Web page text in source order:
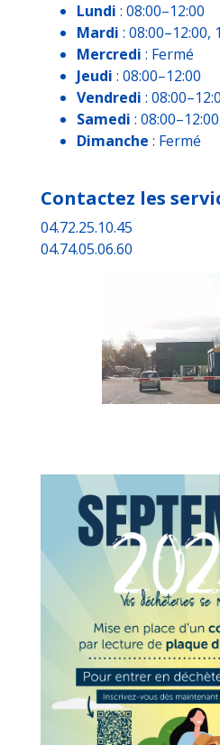
Lundi : 08:00–12:00
Mardi : 08:00–12:00,
Mercredi : Fermé
Jeudi : 08:00–12:00
Vendredi :
Samedi :
Dimanche : Fermé
Contactez les
04.72.25.10.45
04.74.05.06.60